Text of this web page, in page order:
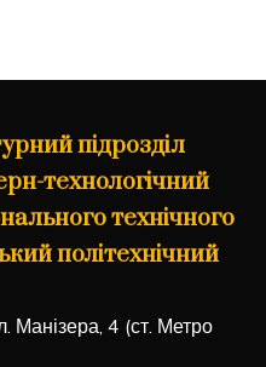
підрозділ
технологічний
технічного
політехнічний
Манізера, 4 (ст. Метро